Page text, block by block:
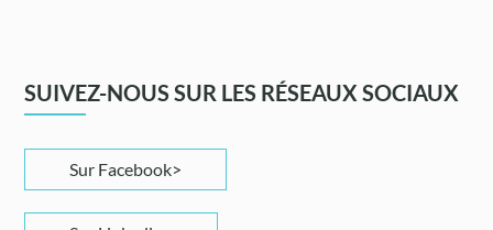
SUIVEZ-NOUS SUR LES RÉSEAUX SOCIAUX
Sur Facebook